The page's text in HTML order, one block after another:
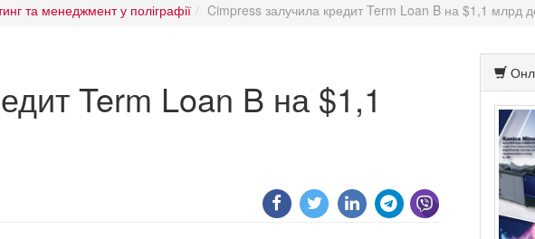
та менеджмент у поліграфії Cimpress залучила кредит Term Loan B на $1,1 млрд
Term Loan B на $1,1